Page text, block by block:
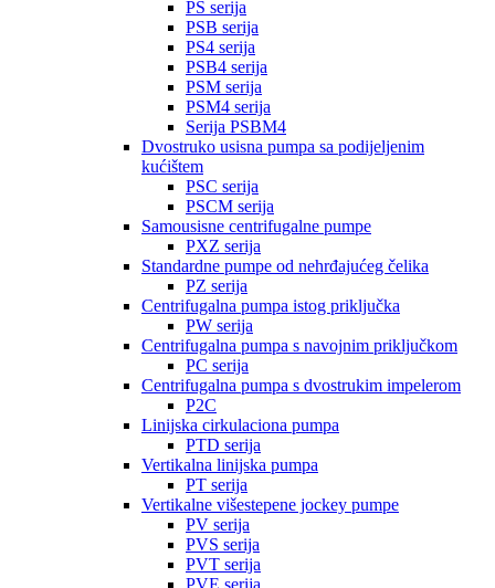
PS serija
PSB serija
PS4 serija
PSB4 serija
PSM serija
PSM4 serija
Serija PSBM4
Dvostruko usisna pumpa sa podijeljenim
kućištem
PSC serija
PSCM serija
Samousisne centrifugalne pumpe
PXZ serija
Standardne pumpe od nehrđajućeg čelika
PZ serija
Centrifugalna pumpa istog priključka
PW serija
Centrifugalna pumpa s navojnim priključkom
PC serija
Centrifugalna pumpa s dvostrukim impelerom
P2C
Linijska cirkulaciona pumpa
PTD serija
Vertikalna linijska pumpa
PT serija
Vertikalne višestepene jockey pumpe
PV serija
PVS serija
PVT serija
PVE serija